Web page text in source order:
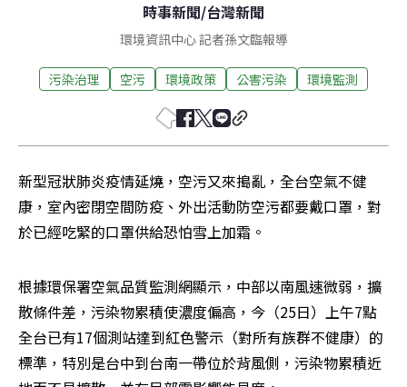
時事新聞/台灣新聞
環境資訊中心 記者孫文臨報導
污染治理 空污 環境政策 公害污染 環境監測
新型冠狀肺炎疫情延燒，空污又來搗亂，全台空氣不健
康，室內密閉空間防疫、外出活動防空污都要戴口罩，對
於已經吃緊的口罩供給恐怕雪上加霜。
根據環保署空氣品質監測網顯示，中部以南風速微弱，擴
散條件差，污染物累積使濃度偏高，今（25日）上午7點
全台已有17個測站達到紅色警示（對所有族群不健康）的
標準，特別是台中到台南一帶位於背風側，污染物累積近